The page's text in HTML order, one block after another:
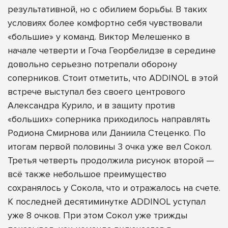
результативной, но с обилием борьбы. В таких
условиях более комфортно себя чувствовали
«большие» у команд. Виктор Мелешенко в
начале четверти и Гоча Георбелидзе в середине
довольно серьезно потрепали оборону
соперников. Стоит отметить, что ADDINOL в этой
встрече выступал без своего центрового
Александра Курило, и в защиту против
«больших» соперника приходилось направлять
Родиона Смирнова или Даниила Стеценко. По
итогам первой половины 3 очка уже вел Сокол.
Третья четверть продолжила рисунок второй —
всё также небольшое преимущество
сохранялось у Сокола, что и отражалось на счете.
К последней десятиминутке ADDINOL уступал
уже 8 очков. При этом Сокол уже трижды